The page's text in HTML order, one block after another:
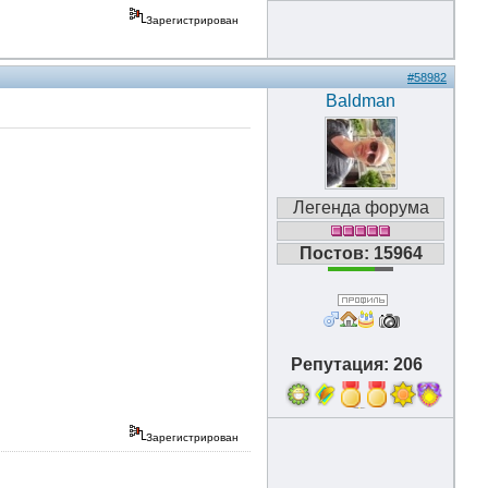
Зарегистрирован
#58982
Baldman
Легенда форума
Постов: 15964
Репутация: 206
7
Зарегистрирован